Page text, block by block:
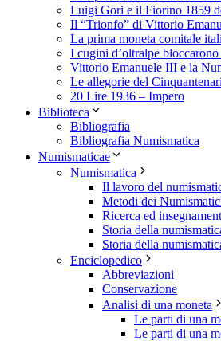
Luigi Gori e il Fiorino 1859
Il “Trionfo” di Vittorio
La prima moneta comitale
I cugini d’oltralpe
Vittorio Emanuele III e la
Le allegorie del
20 Lire 1936 – Impero
Biblioteca
Bibliografia
Bibliografia Numismatica
Numismaticae
Numismatica
Il lavoro del
Metodi dei
Ricerca ed
Storia della
Storia della
Enciclopedico
Abbreviazioni
Conservazione
Analisi di una moneta
Le parti di una
Le parti di una